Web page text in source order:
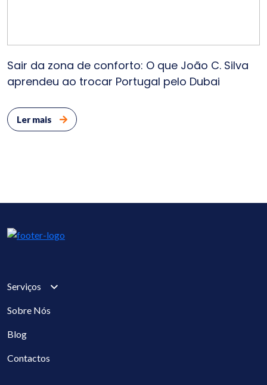
Sair da zona de conforto: O que João C. Silva
aprendeu ao trocar Portugal pelo Dubai
Ler mais
Serviços
Sobre Nós
Blog
Contactos